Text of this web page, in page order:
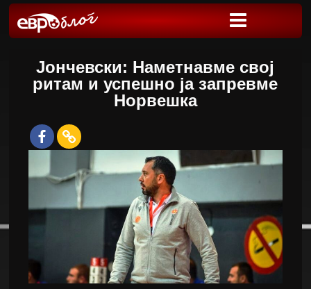
Јончевски: Наметнавме свој
ритам и успешно ја запревме
Норвешка